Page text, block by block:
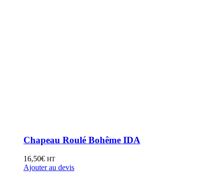
Chapeau Roulé Bohême IDA
16,50€ HT
Ajouter au devis